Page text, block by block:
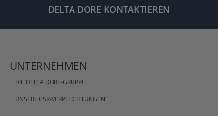
DELTA DORE KONTAKTIEREN
UNTERNEHMEN
DIE DELTA DORE-GRUPPE
UNSERE CSR-VERPFLICHTUNGEN